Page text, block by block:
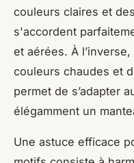
couleurs claires et
s'accordent
et aérées. À
couleurs chaudes et
permet de s’adapter
élégamment un
Une astuce efficace